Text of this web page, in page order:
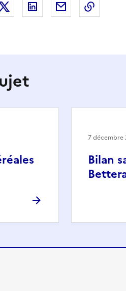
sur Facebook
Partager sur XPartager sur LinkedIn
Partager par
Bilan
7 décembre